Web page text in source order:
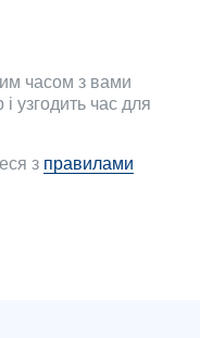
часом з вами
узгодить час для
з правилами